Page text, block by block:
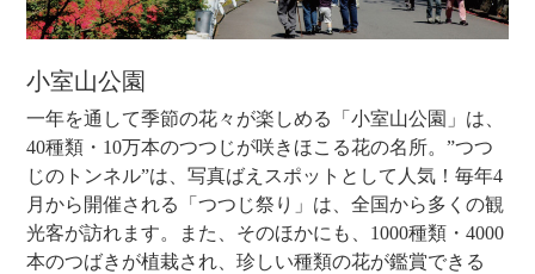
小室山公園
一年を通して季節の花々が楽しめる「小室山公園」は、
40種類・10万本のつつじが咲きほこる花の名所。”つつ
じのトンネル”は、写真ばえスポットとして人気！毎年4
月から開催される「つつじ祭り」は、全国から多くの観
光客が訪れます。また、そのほかにも、1000種類・4000
本のつばきが植栽され、珍しい種類の花が鑑賞できる